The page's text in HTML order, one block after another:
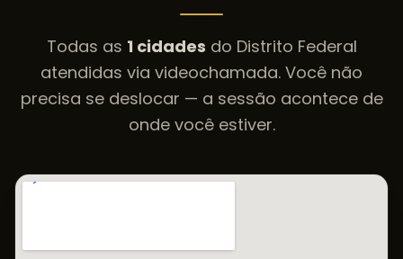
Todas as 1cidades do Distrito Federal
atendidas via videochamada. Você não
precisa se deslocar — a sessão acontece de
onde você estiver.